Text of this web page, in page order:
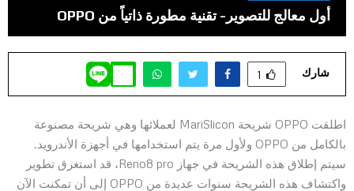
أول معالج للتصوير- تقنية مطورة ذاتياً من OPPO
شارك 1
اطلقت OPPO شريحة MariSlicon لعملائها وهي شريحة مصنوعة
بالكامل من OPPO ولأول مرة يتم استخدامها في أجهزة الأندرويد.
سيتم إطلاق هذه الشريحة في جهاز Reno8 pro، قد استغرق تطوير
واكتشاف هذه الشريحة سنوات عديدة من OPPO إلى أن تمكنت الآن